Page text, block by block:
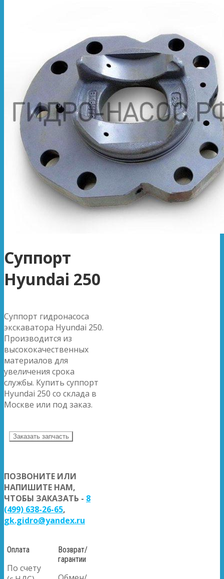
Суппорт
Hyundai 250
Суппорт гидронасоса
экскаватора Hyundai 250.
Производится из
высококачественных
материалов для
увеличения срока
службы. Купить суппорт
Hyundai 250 со склада в
Москве или под заказ.
Заказать запчасть
ПОЗВОНИТЕ ИЛИ
НАПИШИТЕ НАМ,
ЧТОБЫ ЗАКАЗАТЬ - 8
(499) 638-26-65,
gk.gidro@yandex.ru
Оплата
По счету
Возврат/
гарантии